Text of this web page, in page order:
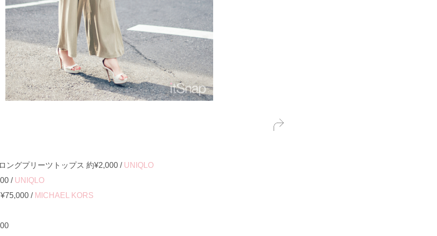
ングプリーツトップス 約¥2,000 / UNIQLO
/ UNIQLO
/ MICHAEL KORS